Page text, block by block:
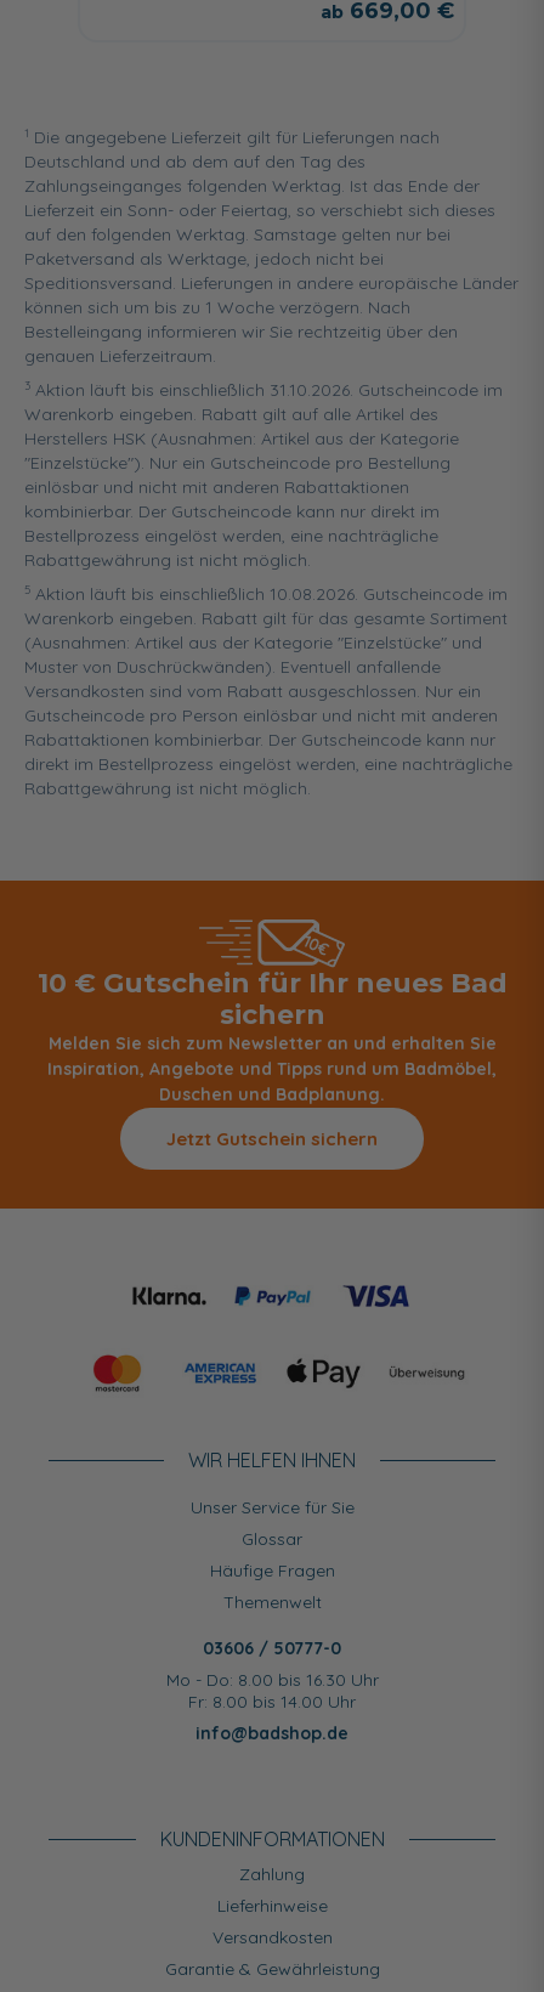
669,00 €
1 Die angegebene Lieferzeit gilt für Lieferungen nach
Deutschland und ab dem auf den Tag des
Zahlungseinganges folgenden Werktag. Ist das Ende der
Lieferzeit ein Sonn- oder Feiertag, so verschiebt sich dieses
auf den folgenden Werktag. Samstage gelten nur bei
Paketversand als Werktage, jedoch nicht bei
Speditionsversand. Lieferungen in andere europäische Länder
können sich um bis zu 1 Woche verzögern. Nach
Bestelleingang informieren wir Sie rechtzeitig über den
genauen Lieferzeitraum.
3 Aktion läuft bis einschließlich 31.10.2026. Gutscheincode im
Warenkorb eingeben. Rabatt gilt auf alle Artikel des
Herstellers HSK (Ausnahmen: Artikel aus der Kategorie
"Einzelstücke"). Nur ein Gutscheincode pro Bestellung
einlösbar und nicht mit anderen Rabattaktionen
kombinierbar. Der Gutscheincode kann nur direkt im
Bestellprozess eingelöst werden, eine nachträgliche
Rabattgewährung ist nicht möglich.
5 Aktion läuft bis einschließlich 10.08.2026. Gutscheincode im
Warenkorb eingeben. Rabatt gilt für das gesamte Sortiment
(Ausnahmen: Artikel aus der Kategorie "Einzelstücke" und
Muster von Duschrückwänden). Eventuell anfallende
Versandkosten sind vom Rabatt ausgeschlossen. Nur ein
Gutscheincode pro Person einlösbar und nicht mit anderen
Rabattaktionen kombinierbar. Der Gutscheincode kann nur
direkt im Bestellprozess eingelöst werden, eine nachträgliche
Rabattgewährung ist nicht möglich.
10 € Gutschein für Ihr neues Bad
sichern
Melden Sie sich zum Newsletter an und erhalten Sie
Inspiration, Angebote und Tipps rund um Badmöbel,
Duschen und Badplanung.
Jetzt Gutschein sichern
WIR HELFEN IHNEN
Unser Service für Sie
Glossar
Häufige Fragen
Themenwelt
03606 / 50777-0
Mo - Do: 8.00 bis 16.30 Uhr
Fr: 8.00 bis 14.00 Uhr
info@badshop.de
KUNDEN­INFORMATIONEN
Zahlung
Lieferhinweise
Versandkosten
Garantie & Gewährleistung